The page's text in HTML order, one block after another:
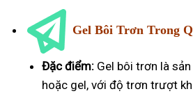
Gel Bôi Trơn Trong
Đặc điểm: Gel bôi trơn là
hoặc gel, với độ trơn trượt